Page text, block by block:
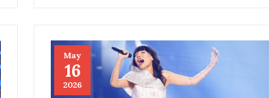
May
16
2026